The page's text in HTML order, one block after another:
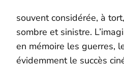
souvent considérée, à
sombre et sinistre.
en mémoire les guerres,
évidemment le succès